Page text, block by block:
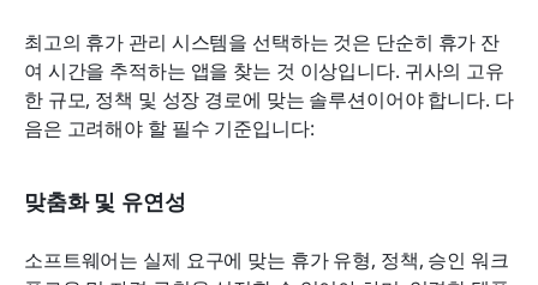
최고의 휴가 관리 시스템을 선택하는 것은 단순히 휴가 잔
여 시간을 추적하는 앱을 찾는 것 이상입니다. 귀사의 고유
한 규모, 정책 및 성장 경로에 맞는 솔루션이어야 합니다. 다
음은 고려해야 할 필수 기준입니다:
맞춤화 및 유연성
소프트웨어는 실제 요구에 맞는 휴가 유형, 정책, 승인 워크